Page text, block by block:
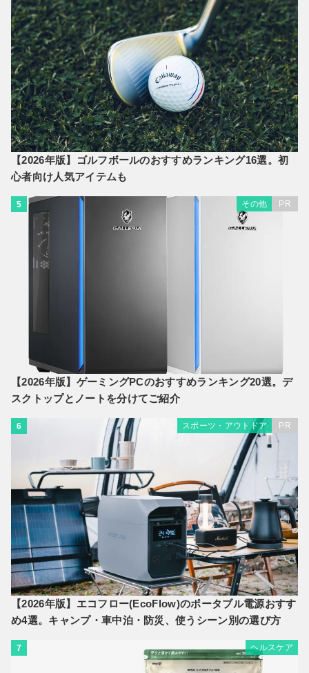
【2026年版】ゴルフボールのおすすめランキング16選。初
心者向け人気アイテムも
5 その他 PR
【2026年版】ゲーミングPCのおすすめランキング20選。デ
スクトップとノートを分けてご紹介
6 スポーツ・アウトドア PR
【2026年版】エコフロー(EcoFlow)のポータブル電源おすす
め4選。キャンプ・車中泊・防災、使うシーン別の選び方
7 ヘルスケア